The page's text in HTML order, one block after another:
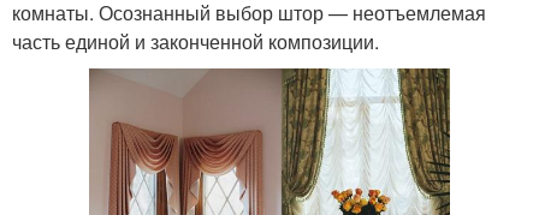
Современные ткани Шторы в тон
Шторы с умным
управлением
Ткани до установки
комнаты. Осознанный выбор штор — неотъемлемая
часть единой и законченной композиции.